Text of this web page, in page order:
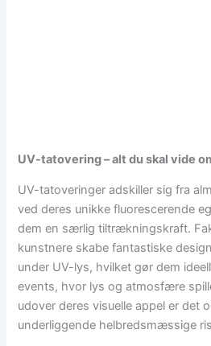
UV-tatovering – alt du skal vide
UV-tatoveringer adskiller sig fra
ved deres unikke fluorescerende
dem en særlig tiltrækningskraft.
kunstnere skabe fantastiske
under UV-lys, hvilket gør dem
events, hvor lys og atmosfære
udover deres visuelle appel er det
underliggende helbredsmæssige